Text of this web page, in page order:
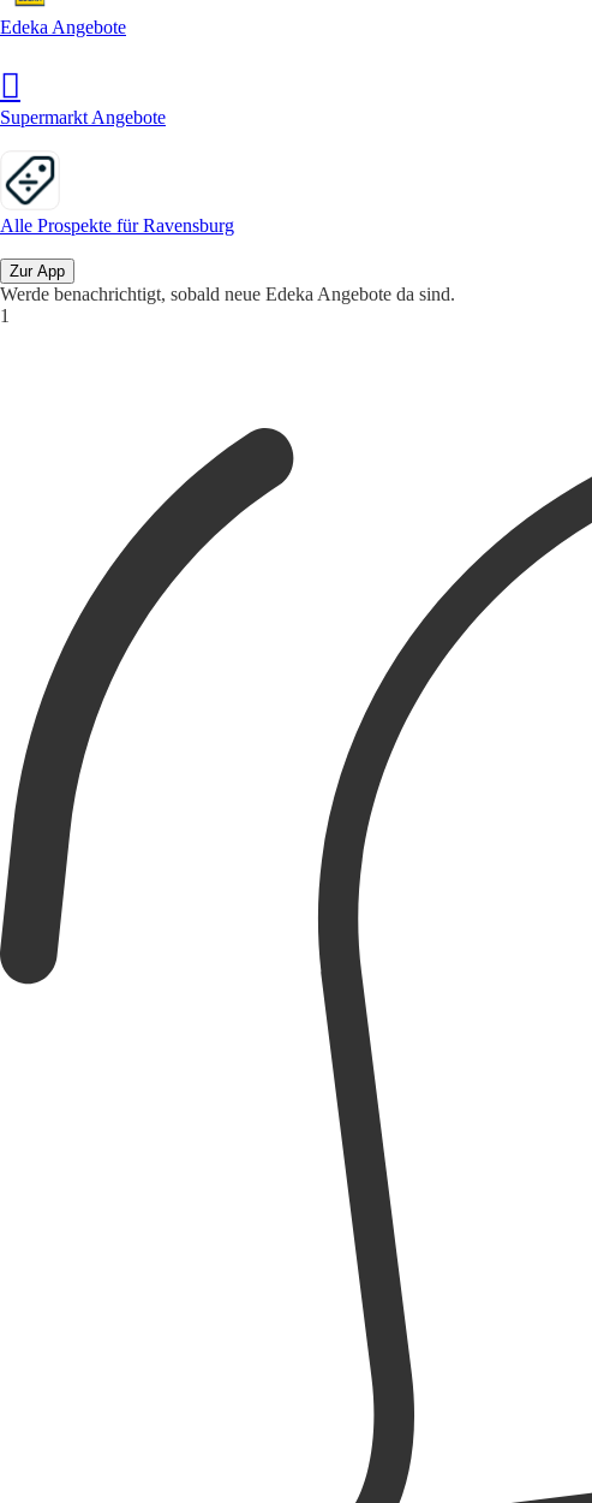
Edeka Angebote
Supermarkt Angebote
Alle Prospekte für Ravensburg
Zur App
Werde benachrichtigt, sobald neue Edeka Angebote da sind.